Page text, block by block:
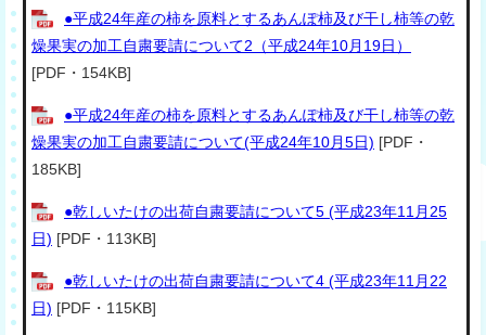
●平成24年産の柿を原料とするあんぽ柿及び干し柿等の乾
燥果実の加工自粛要請について2（平成24年10月19日）
[PDF・154KB]
●平成24年産の柿を原料とするあんぽ柿及び干し柿等の乾
燥果実の加工自粛要請について(平成24年10月5日) [PDF・
185KB]
●乾しいたけの出荷自粛要請について5 (平成23年11月25
日) [PDF・113KB]
●乾しいたけの出荷自粛要請について4 (平成23年11月22
日) [PDF・115KB]